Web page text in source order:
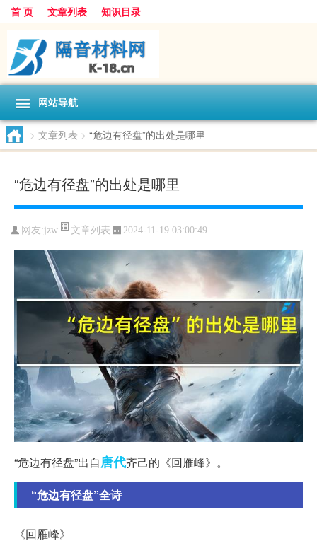
首 页 文章列表 知识目录
网站导航
> 文章列表 > “危边有径盘”的出处是哪里
“危边有径盘”的出处是哪里
网友:jzw 文章列表 2024-11-19 03:00:49
“危边有径盘”出自唐代齐己的《回雁峰》。
“危边有径盘”全诗
《回雁峰》